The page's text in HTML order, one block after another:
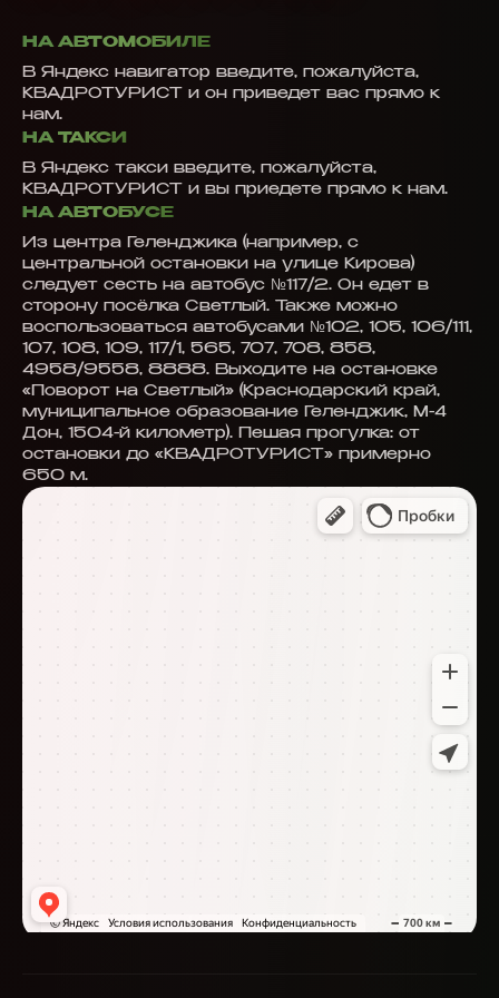
НА АВТОМОБИЛЕ
В Яндекс навигатор введите, пожалуйста,
КВАДРОТУРИСТ и он приведет вас прямо к
нам.
НА ТАКСИ
В Яндекс такси введите, пожалуйста,
КВАДРОТУРИСТ и вы приедете прямо к нам.
НА АВТОБУСЕ
Из центра Геленджика (например, с
центральной остановки на улице Кирова)
следует сесть на автобус №117/2. Он едет в
сторону посёлка Светлый. Также можно
воспользоваться автобусами №102, 105, 106/111,
107, 108, 109, 117/1, 565, 707, 708, 858,
4958/9558, 8888. Выходите на остановке
«Поворот на Светлый» (Краснодарский край,
муниципальное образование Геленджик, М-4
Дон, 1504-й километр). Пешая прогулка: от
остановки до «КВАДРОТУРИСТ» примерно
650 м.